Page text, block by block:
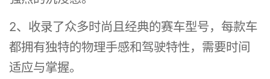
2、收录了众多时尚且经典的赛车型号，每款车
都拥有独特的物理手感和驾驶特性，需要时间
适应与掌握。